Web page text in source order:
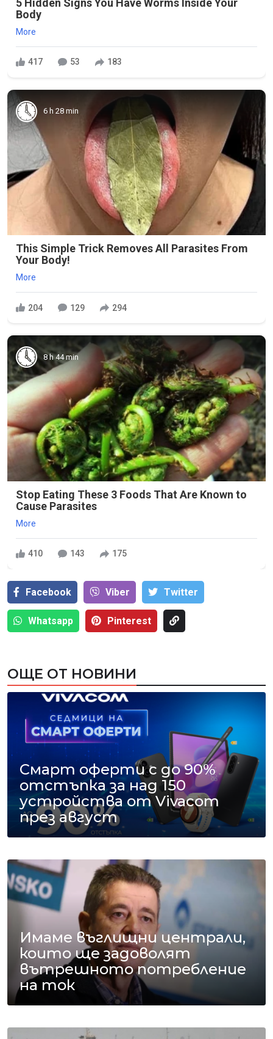
Body
More
417 53 183
6 h 28 min
This Simple Trick Removes All Parasites From
Your Body!
More
204 129 294
8 h 44 min
Stop Eating These 3 Foods That Are Known to
Cause Parasites
More
410 143 175
Facebook Viber Тwitter
Whatsapp Pinterest
ОЩЕ ОТ НОВИНИ
Смарт оферти с до 90%
отстъпка за над 150
устройства от Vivacom
през август
Имаме въглищни централи,
които ще задоволят
вътрешното потребление
на ток